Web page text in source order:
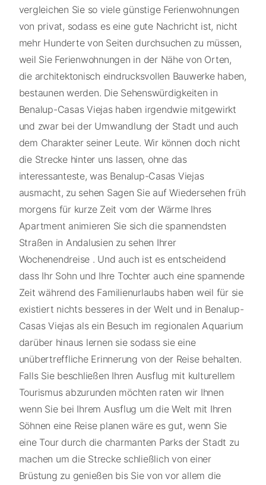
vergleichen Sie so viele günstige Ferienwohnungen
von privat, sodass es eine gute Nachricht ist, nicht
mehr Hunderte von Seiten durchsuchen zu müssen,
weil Sie Ferienwohnungen in der Nähe von Orten,
die architektonisch eindrucksvollen Bauwerke haben,
bestaunen werden. Die Sehenswürdigkeiten in
Benalup-Casas Viejas haben irgendwie mitgewirkt
und zwar bei der Umwandlung der Stadt und auch
dem Charakter seiner Leute. Wir können doch nicht
die Strecke hinter uns lassen, ohne das
interessanteste, was Benalup-Casas Viejas
ausmacht, zu sehen Sagen Sie auf Wiedersehen früh
morgens für kurze Zeit vom der Wärme Ihres
Apartment animieren Sie sich die spannendsten
Straßen in Andalusien zu sehen Ihrer
Wochenendreise . Und auch ist es entscheidend
dass Ihr Sohn und Ihre Tochter auch eine spannende
Zeit während des Familienurlaubs haben weil für sie
existiert nichts besseres in der Welt und in Benalup-
Casas Viejas als ein Besuch im regionalen Aquarium
darüber hinaus lernen sie sodass sie eine
unübertreffliche Erinnerung von der Reise behalten.
Falls Sie beschließen Ihren Ausflug mit kulturellem
Tourismus abzurunden möchten raten wir Ihnen
wenn Sie bei Ihrem Ausflug um die Welt mit Ihren
Söhnen eine Reise planen wäre es gut, wenn Sie
eine Tour durch die charmanten Parks der Stadt zu
machen um die Strecke schließlich von einer
Brüstung zu genießen bis Sie von vor allem die